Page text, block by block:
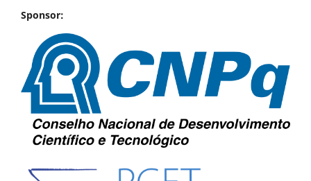
Sponsor: